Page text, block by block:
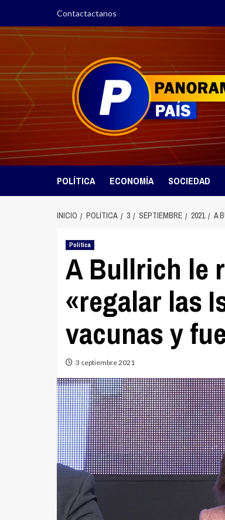
contenido
Contactactanos
POLÍTICA ECONOMÍA SOCIEDAD
INICIO POLÍTICA 3 SEPTIEMBRE 2021 A
Política
A Bullrich le
«regalar las
vacunas y
3 septiembre 2021